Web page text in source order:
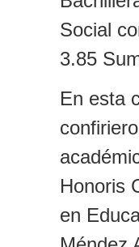
Social
3.85
En esta
Honoris
en